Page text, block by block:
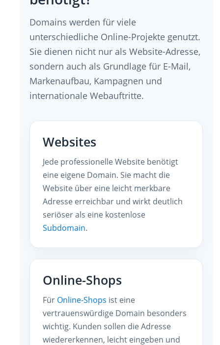
Domains werden für viele
unterschiedliche Online-Projekte genutzt.
Sie dienen nicht nur als Website-Adresse,
sondern auch als Grundlage für E-Mail,
Markenaufbau, Kampagnen und
internationale Webauftritte.
Websites
Jede professionelle Website benötigt
eine eigene Domain. Sie macht die
Website über eine leicht merkbare
Adresse erreichbar und wirkt deutlich
seriöser als eine kostenlose
Subdomain.
Online-Shops
Für Online-Shops ist eine
vertrauenswürdige Domain besonders
wichtig. Kunden sollen die Adresse
wiedererkennen, leicht eingeben und